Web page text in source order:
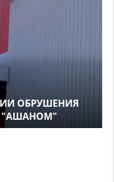
ОБРУШЕНИЯ
"АШАНОМ"